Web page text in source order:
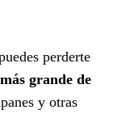
perderte
grande de
y otras